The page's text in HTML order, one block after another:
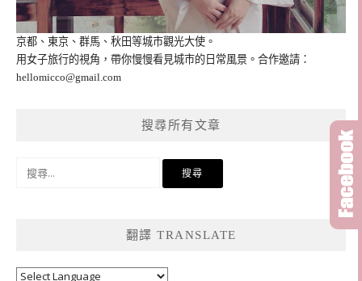
京都、東京、群馬、秋田等城市觀光大使。
用女子旅行的視角，帶你慢慢看見城市的日常風景。合作邀請：
hellomicco@gmail.com
搜尋所有文章
翻譯 TRANSLATE